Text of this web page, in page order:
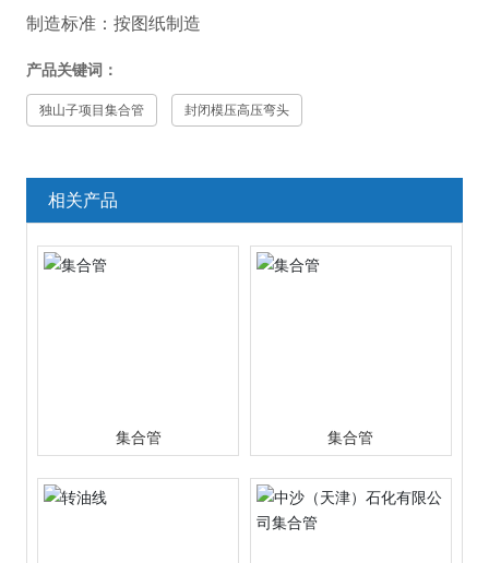
制造标准：按图纸制造
产品关键词：
独山子项目集合管 封闭模压高压弯头
相关产品
集合管 集合管